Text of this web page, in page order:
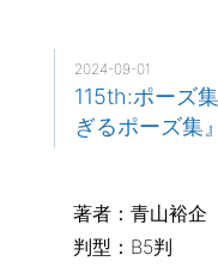
2024-09-01
115th:ポーズ
ぎるポーズ集
著者：青山裕企
判型：B5判